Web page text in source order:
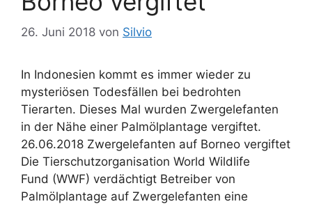
n
r
26. Juni 2018 von Silvio
In Indonesien kommt es immer wieder zu
mysteriösen Todesfällen bei bedrohten
Tierarten. Dieses Mal wurden Zwergelefanten
in der Nähe einer Palmölplantage vergiftet.
26.06.2018 Zwergelefanten auf Borneo vergiftet
Die Tierschutzorganisation World Wildlife
Fund (WWF) verdächtigt Betreiber von
Palmölplantage auf Zwergelefanten eine